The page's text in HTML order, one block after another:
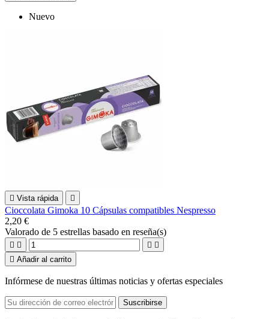
Nuevo
 Vista rápida 
Cioccolata Gimoka 10 Cápsulas compatibles Nespresso
2,20 €
Valorado de 5 estrellas basado en reseña(s)
   
 Añadir al carrito
Infórmese de nuestras últimas noticias y ofertas especiales